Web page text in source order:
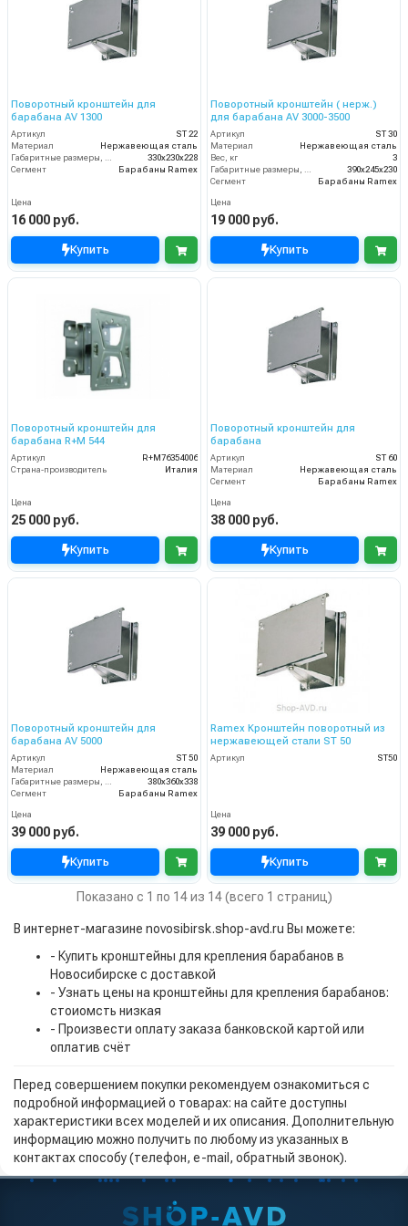
Поворотный кронштейн для
барабана AV 1300
Артикул
ST 22
Материал
Нержавеющая сталь
Габаритные размеры, мм
330x230x228
Сегмент
Барабаны Ramex
Цена
16 000 руб.
Купить
Поворотный кронштейн ( нерж.)
для барабана AV 3000-3500
Артикул
ST 30
Материал
Нержавеющая сталь
Вес, кг
3
Габаритные размеры, мм
390x245x230
Сегмент
Барабаны Ramex
Цена
19 000 руб.
Купить
Поворотный кронштейн для
барабана R+M 544
Артикул
R+M76354006
Страна-производитель
Италия
Цена
25 000 руб.
Купить
Поворотный кронштейн для
барабана
Артикул
ST 60
Материал
Нержавеющая сталь
Сегмент
Барабаны Ramex
Цена
38 000 руб.
Купить
Поворотный кронштейн для
барабана AV 5000
Артикул
ST 50
Материал
Нержавеющая сталь
380x360x338
Сегмент
Барабаны Ramex
Цена
39 000 руб.
Купить
Ramex Кронштейн поворотный из
нержавеющей стали ST 50
Артикул ST50
Цена
39 000 руб.
Купить
Показано с 1 по 14 из 14 (всего 1 страниц)
В интернет-магазине novosibirsk.shop-avd.ru Вы можете:
- Купить кронштейны для крепления барабанов в
Новосибирске с доставкой
- Узнать цены на кронштейны для крепления барабанов:
стоиомсть низкая
- Произвести оплату заказа банковской картой или
оплатив счёт
Перед совершением покупки рекомендуем ознакомиться с
подробной информацией о товарах: на сайте доступны
характеристики всех моделей и их описания. Дополнительную
информацию можно получить по любому из указанных в
контактах способу (телефон, e-mail, обратный звонок).